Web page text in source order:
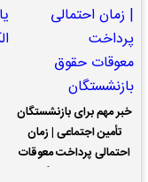
خبر مهم برای بازنشستگان
تأمین اجتماعی | زمان
احتمالی پرداخت معوقات